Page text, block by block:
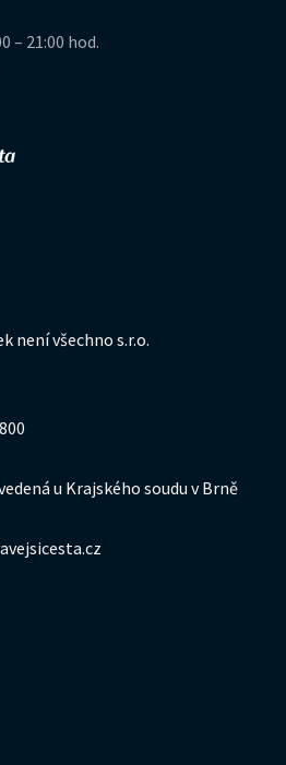
– 21:00 hod.
není všechno s.r.o.
u Krajského soudu v Brně